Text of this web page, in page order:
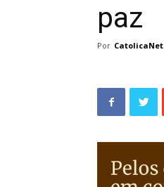
paz
Por CatolicaNet